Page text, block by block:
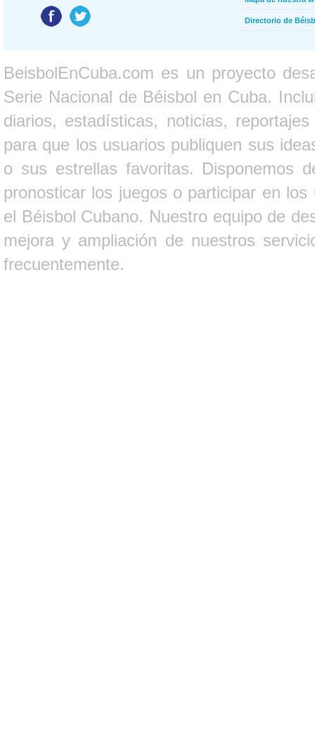
Directorio de
BeisbolEnCuba.com es un proyecto
Serie Nacional de Béisbol en Cuba.
diarios, estadísticas, noticias,
para que los usuarios publiquen sus
o sus estrellas favoritas. Disponemos
pronosticar los juegos o participar en
el Béisbol Cubano. Nuestro equipo de
mejora y ampliación de nuestros
frecuentemente.